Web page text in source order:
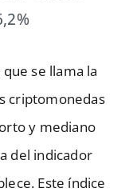
se llama la
criptomonedas
y mediano
del indicador
Este índice